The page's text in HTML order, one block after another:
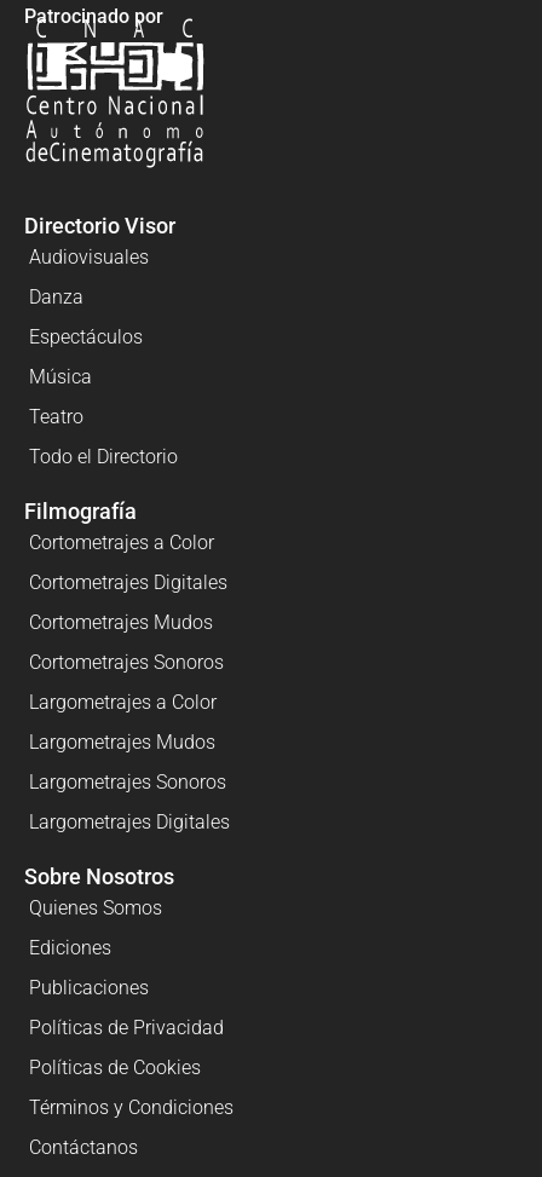
Patrocinado por
Directorio Visor
Audiovisuales
Danza
Espectáculos
Música
Teatro
Todo el Directorio
Filmografía
Cortometrajes a Color
Cortometrajes Digitales
Cortometrajes Mudos
Cortometrajes Sonoros
Largometrajes a Color
Largometrajes Mudos
Largometrajes Sonoros
Largometrajes Digitales
Sobre Nosotros
Quienes Somos
Ediciones
Publicaciones
Políticas de Privacidad
Políticas de Cookies
Términos y Condiciones
Contáctanos